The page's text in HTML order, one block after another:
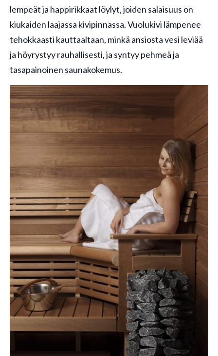
lempeät ja happirikkaat löylyt, joiden salaisuus on
kiukaiden laajassa kivipinnassa. Vuolukivi lämpenee
tehokkaasti kauttaaltaan, minkä ansiosta vesi leviää
ja höyrystyy rauhallisesti, ja syntyy pehmeä ja
tasapainoinen saunakokemus.